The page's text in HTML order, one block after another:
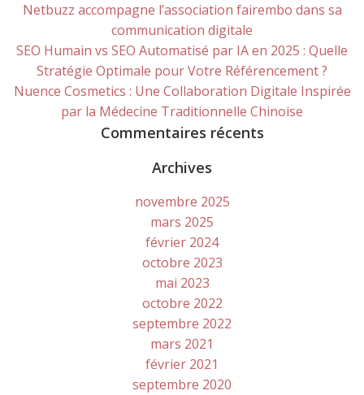
Netbuzz accompagne l’association fairembo dans sa
communication digitale
SEO Humain vs SEO Automatisé par IA en 2025 : Quelle
Stratégie Optimale pour Votre Référencement ?
Nuence Cosmetics : Une Collaboration Digitale Inspirée
par la Médecine Traditionnelle Chinoise
Commentaires récents
Archives
novembre 2025
mars 2025
février 2024
octobre 2023
mai 2023
octobre 2022
septembre 2022
mars 2021
février 2021
septembre 2020